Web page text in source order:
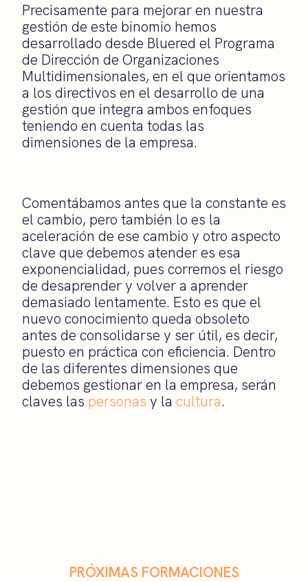
Precisamente para mejorar en nuestra
gestión de este binomio hemos
desarrollado desde Bluered el Programa
de Dirección de Organizaciones
Multidimensionales, en el que orientamos
a los directivos en el desarrollo de una
gestión que integra ambos enfoques
teniendo en cuenta todas las
dimensiones de la empresa.
Comentábamos antes que la constante es
el cambio, pero también lo es la
aceleración de ese cambio y otro aspecto
clave que debemos atender es esa
exponencialidad, pues corremos el riesgo
de desaprender y volver a aprender
demasiado lentamente. Esto es que el
nuevo conocimiento queda obsoleto
antes de consolidarse y ser útil, es decir,
puesto en práctica con eficiencia. Dentro
de las diferentes dimensiones que
debemos gestionar en la empresa, serán
claves las personas y la cultura.
PRÓXIMAS FORMACIONES